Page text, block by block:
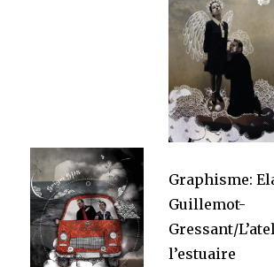
Graphisme:
Guillemot-
Gressant/
l’estuaire